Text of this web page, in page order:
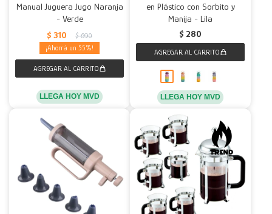
Manual Juguera Jugo Naranja
- Verde
$ 310 $ 690
55
LLEGA HOY MVD
en Plástico con Sorbito y
Manija - Lila
$ 280
LLEGA HOY MVD